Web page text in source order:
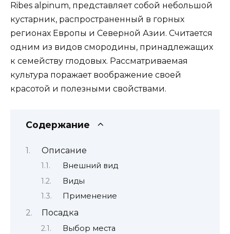
Ribes alpinum, представляет собой небольшой
кустарник, распространенный в горных
регионах Европы и Северной Азии. Считается
одним из видов смородины, принадлежащих
к семейству глодовых. Рассматриваемая
культура поражает воображение своей
красотой и полезными свойствами.
Содержание
Описание
Внешний вид
Виды
Применение
Посадка
Выбор места